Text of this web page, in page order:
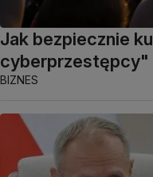
Jak bezpiecznie
cyberprzestępcy"
BIZNES